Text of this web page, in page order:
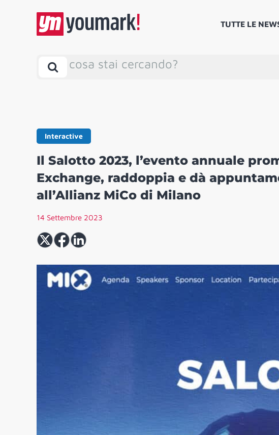
TUTTE LE
cosa stai cercando?
Interactive
Il Salotto 2023, l’evento annuale
Exchange, raddoppia e dà
all’Allianz MiCo di Milano
14 Settembre 2023